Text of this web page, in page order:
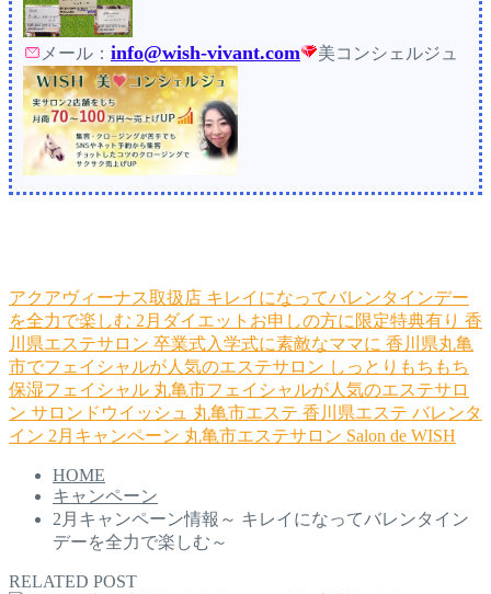
メール： info@wish-vivant.com 美コンシェルジュ
アクアヴィーナス取扱店 キレイになってバレンタインデー
を全力で楽しむ 2月ダイエットお申しの方に限定特典有り 香
川県エステサロン 卒業式入学式に素敵なママに 香川県丸亀
市でフェイシャルが人気のエステサロン しっとりもちもち
保湿フェイシャル 丸亀市フェイシャルが人気のエステサロ
ン サロンドウイッシュ 丸亀市エステ 香川県エステ バレンタ
イン 2月キャンペーン 丸亀市エステサロン Salon de WISH
HOME
キャンペーン
2月キャンペーン情報～ キレイになってバレンタイン
デーを全力で楽しむ～
RELATED POST